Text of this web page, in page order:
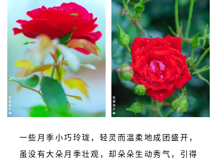
一些月季小巧玲珑，轻灵而温柔地成团盛开，
虽没有大朵月季壮观，却朵朵生动秀气，引得